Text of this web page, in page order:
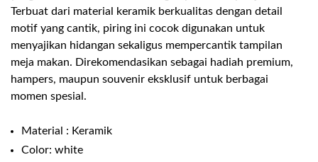
Terbuat dari material keramik berkualitas dengan detail
motif yang cantik, piring ini cocok digunakan untuk
menyajikan hidangan sekaligus mempercantik tampilan
meja makan. Direkomendasikan sebagai hadiah premium,
hampers, maupun souvenir eksklusif untuk berbagai
momen spesial.
Material : Keramik
Color: white